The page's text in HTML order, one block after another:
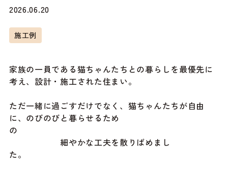
2026.06.20
施工例
家族の一員である猫ちゃんたちとの暮らしを最優先に
考え、設計・施工された住まい。
ただ一緒に過ごすだけでなく、猫ちゃんたちが自由
に、のびのびと暮らせるため
の
細やかな工夫を散りばめまし
た。